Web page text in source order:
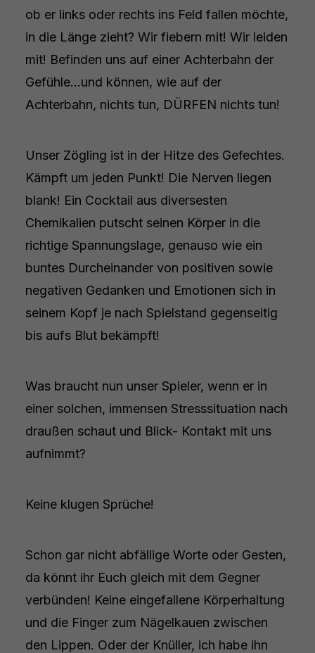
ob er links oder rechts ins Feld fallen möchte,
in die Länge zieht? Wir fiebern mit! Wir leiden
mit! Befinden uns auf einer Achterbahn der
Gefühle…und können, wie auf der
Achterbahn, nichts tun, DÜRFEN nichts tun!
Unser Zögling ist in der Hitze des Gefechtes.
Kämpft um jeden Punkt! Die Nerven liegen
blank! Ein Cocktail aus diversesten
Chemikalien putscht seinen Körper in die
richtige Spannungslage, genauso wie ein
buntes Durcheinander von positiven sowie
negativen Gedanken und Emotionen sich in
seinem Kopf je nach Spielstand gegenseitig
bis aufs Blut bekämpft!
Was braucht nun unser Spieler, wenn er in
einer solchen, immensen Stresssituation nach
draußen schaut und Blick- Kontakt mit uns
aufnimmt?
Keine klugen Sprüche!
Schon gar nicht abfällige Worte oder Gesten,
da könnt ihr Euch gleich mit dem Gegner
verbünden! Keine eingefallene Körperhaltung
und die Finger zum Nägelkauen zwischen
den Lippen. Oder der Knüller, ich habe ihn